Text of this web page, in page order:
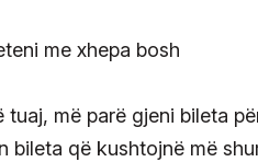
më parë gjeni bileta
bileta që kushtojnë më